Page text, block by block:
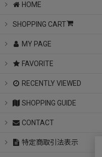
HOME
SHOPPING CART
MY PAGE
FAVORITE
RECENTLY VIEWED
SHOPPING GUIDE
CONTACT
特定商取引法表示